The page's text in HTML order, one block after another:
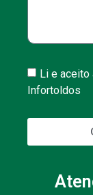
Li e aceito
Infortoldos